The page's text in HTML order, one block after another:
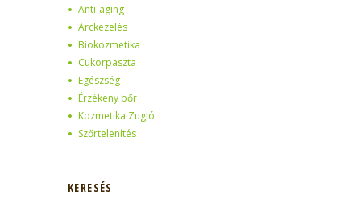
Anti-aging
Arckezelés
Biokozmetika
Cukorpaszta
Egészség
Érzékeny bőr
Kozmetika Zugló
Szőrtelenítés
KERESÉS